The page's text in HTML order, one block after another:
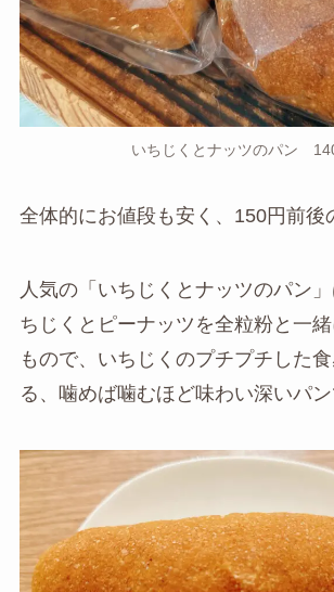
いちじくとナッツのパン
全体的にお値段も安く、150円前後
人気の「いちじくとナッツのパン
ちじくとピーナッツを全粒粉と一
もので、いちじくのプチプチした
る、噛めば噛むほど味わい深いパン